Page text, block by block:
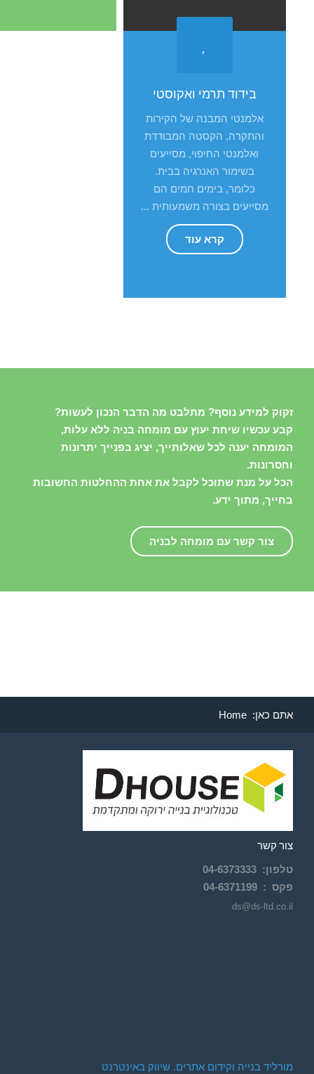
בידוד תרמי ואקוסטי
אלמנטי המבנה של הקירות
והתקרה, הקסטה המבודדת
ואלמנטי החיפוי, מסייעים
בשימור האנרגיה בבית.
כלומר, בימים חמים הם
מסייעים בצורה משמעותית ...
קרא עוד
זקוק למידע נוסף? מתלבט מה הדבר הנכון לעשות?
קבע עכשיו שיחת יעוץ עם מומחה בניה ללא עלות,
המומחה יענה לכל שאלותייך, יציג בפנייך יתרונות
וחסרונות.
הכל על מנת שתוכל לקבל את אחת ההחלטות החשובות
בחייך, מתוך ידע.
צור קשר עם מומחה לבניה
אתם כאן: Home
צור קשר
טלפון:
04-6373333
פקס : 04-6371199
ds@ds-ltd.co.il
מורליד בנייה וקידום אתרים. שיווק באינטרנט